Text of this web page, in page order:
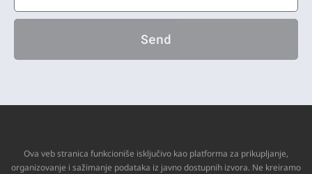
Send
Ova veb stranica funkcioniše isključivo kao platforma za prikupljanje,
organizovanje i sažimanje podataka iz javno dostupnih izvora. Ne kreiramo